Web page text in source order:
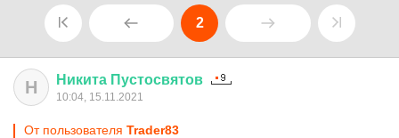
2
Н Никита Пустосвятов
10:04, 15.11.2021
От пользователя Trader83